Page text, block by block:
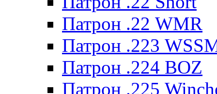
Патрон .22 WMR
Патрон .223
Патрон .224 BOZ
Патрон .225